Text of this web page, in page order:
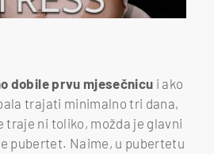
dobile prvu mjesečnicu i ako
trajati minimalno tri dana,
traje ni toliko, možda je glavni
pubertet. Naime, u pubertetu